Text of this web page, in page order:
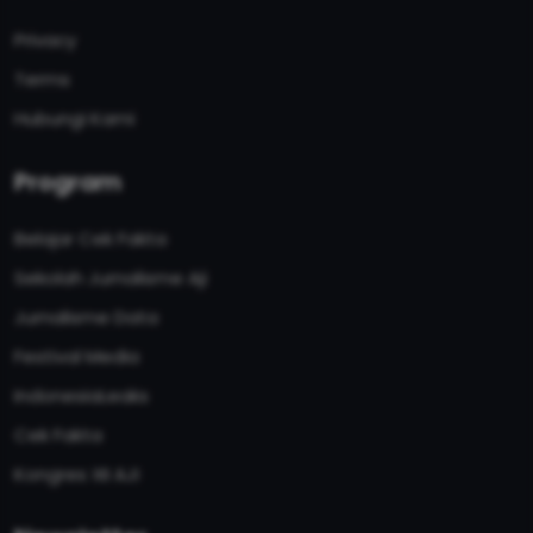
Privacy
Terms
Hubungi Kami
Program
Belajar Cek Fakta
Sekolah Jurnalisme Aji
Jurnalisme Data
Festival Media
IndonesiaLeaks
Cek Fakta
Kongres XII AJI